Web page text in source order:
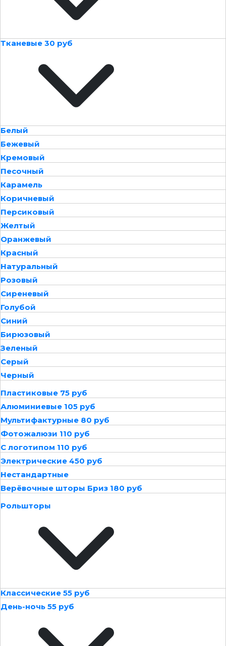
Тканевые 30 руб
Белый
Бежевый
Кремовый
Песочный
Карамель
Коричневый
Персиковый
Желтый
Оранжевый
Красный
Натуральный
Розовый
Сиреневый
Голубой
Синий
Бирюзовый
Зеленый
Серый
Черный
Пластиковые 75 руб
Алюминиевые 105 руб
Мультифактурные 80 руб
Фотожалюзи 110 руб
С логотипом 110 руб
Электрические 450 руб
Нестандартные
Верёвочные шторы Бриз 180 руб
Рольшторы
Классические 55 руб
День-ночь 55 руб